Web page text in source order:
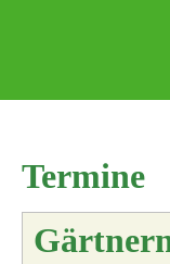
Termine